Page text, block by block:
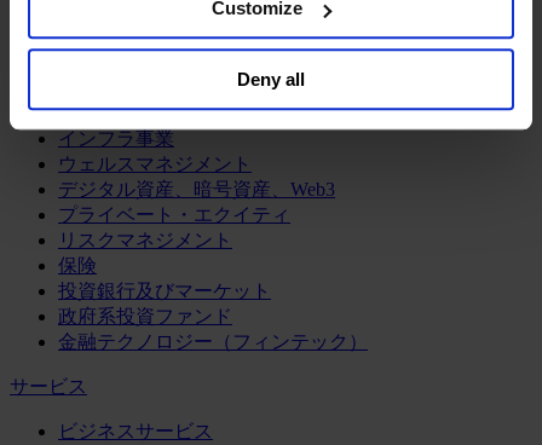
general collection and use of personal information see
Customize
Deny all
アセットマネジメント
インフラ事業
ウェルスマネジメント
デジタル資産、暗号資産、Web3
プライベート・エクイティ
リスクマネジメント
保険
投資銀行及びマーケット
政府系投資ファンド
金融テクノロジー（フィンテック）
サービス
ビジネスサービス